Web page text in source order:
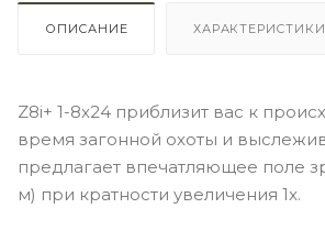
ОПИСАНИЕ ХАРАКТЕРИСТИКИ
Z8i+ 1-8x24 приблизит вас к
время загонной охоты и
предлагает впечатляющее поле
м) при кратности увеличения 1x.